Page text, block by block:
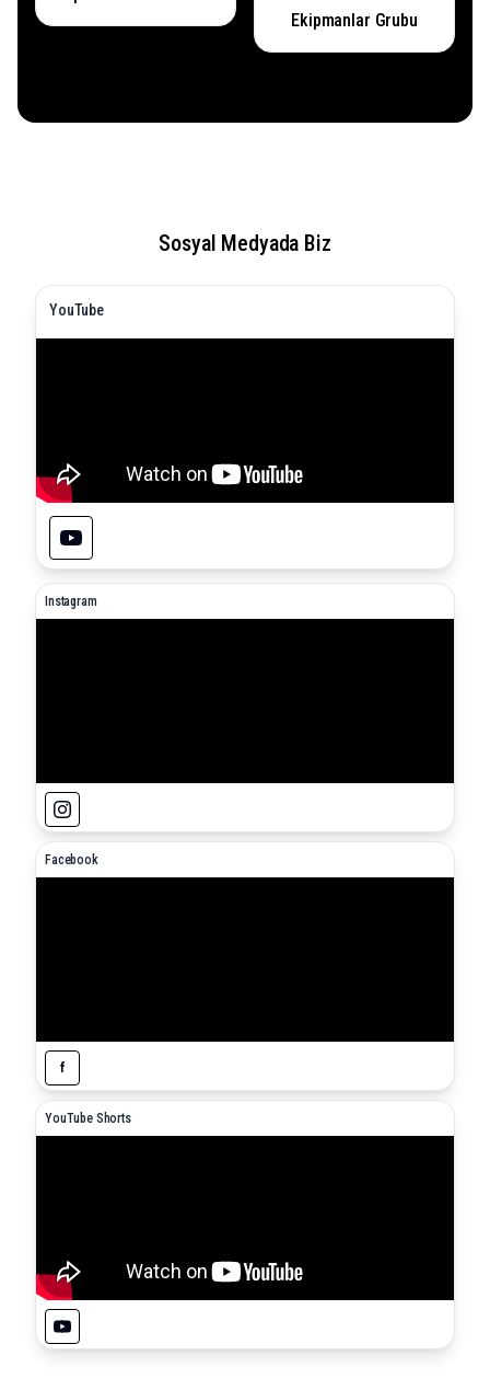
Ekipmanlar Grubu
Sosyal Medyada Biz
YouTube
Instagram
Facebook
f
YouTube Shorts